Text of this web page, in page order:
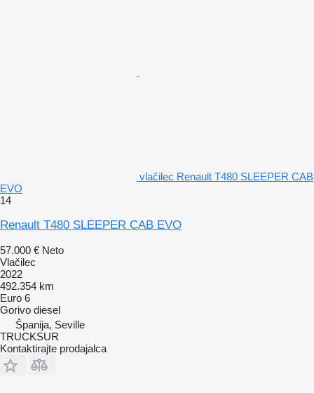
vlačilec Renault T480 SLEEPER CAB
EVO
14
Renault T480 SLEEPER CAB EVO
57.000 € Neto
Vlačilec
2022
492.354 km
Euro 6
Gorivo diesel
Španija, Seville
TRUCKSUR
Kontaktirajte prodajalca